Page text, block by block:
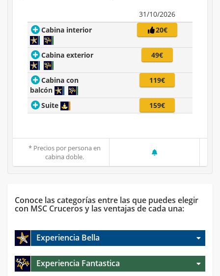
31/10/2026
Cabina interior
20€
Cabina exterior 49€
Cabina con
balcón
119€
Suite 159€
* Precios por persona en
cabina doble.
Conoce las categorías entre las que puedes elegir
con MSC Cruceros y las ventajas de cada una:
Experiencia Bella
Experiencia Fantastica